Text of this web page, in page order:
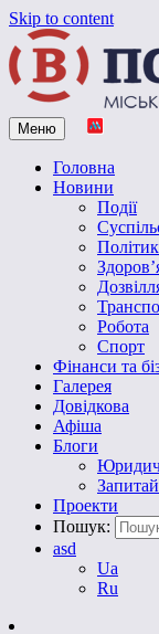
Skip to content
Vpoltave.info
Полтавський
Меню
Головна
Новини
Події
Робота
Спорт
Фінанси та
Галерея
Довідкова
Афіша
Блоги
Проекти
Пошук:
asd
Ua
Ru